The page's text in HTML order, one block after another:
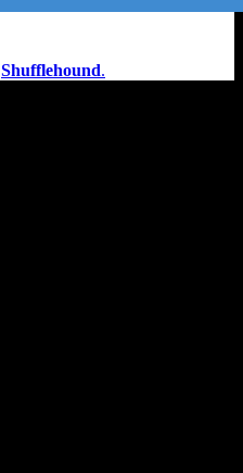
Shufflehound.